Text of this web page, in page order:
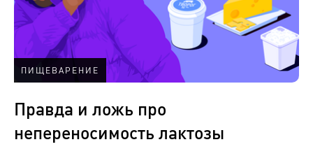
ПИЩЕВАРЕНИЕ
Правда и ложь про
непереносимость лактозы